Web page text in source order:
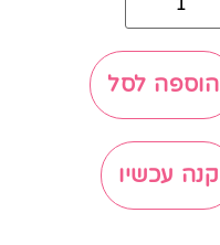
הוספה לסל
קנה עכשיו